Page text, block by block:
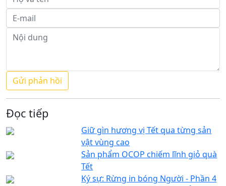
Đọc tiếp
Giữ gìn hương vị Tết qua từng sản
vật vùng cao
Sản phẩm OCOP chiếm lĩnh giỏ quà
Tết
Ký sự: Rừng in bóng Người - Phần 4